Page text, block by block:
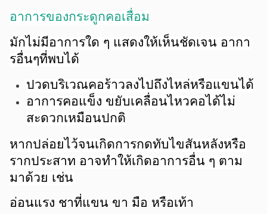
อาการของกระดูกคอเสื่อม
มักไม่มีอาการใด ๆ แสดงให้เห็นชัดเจน อากา
รอื่นๆที่พบได้
ปวดบริเวณคอร้าวลงไปถึงไหล่หรือแขนได้
อาการคอแข็ง ขยับเคลื่อนไหวคอได้ไม่
สะดวกเหมือนปกติ
หากปล่อยไว้จนเกิดการกดทับไขสันหลังหรือ
รากประสาท อาจทำให้เกิดอาการอื่น ๆ ตาม
มาด้วย เช่น
อ่อนแรง ชาที่แขน ขา มือ หรือเท้า